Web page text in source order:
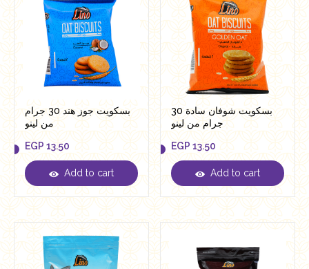
بسكويت جوز هند 30 جرام
من لينو
EGP 13.50
EGP 13.50
Add to cart
بسكويت شوفان سادة 30
جرام من لينو
EGP 13.50
EGP 13.50
Add to cart